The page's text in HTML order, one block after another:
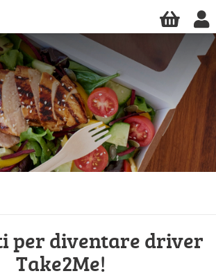
per diventare driver
Take2Me!